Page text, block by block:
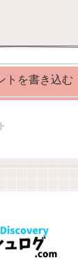
トを書き込む